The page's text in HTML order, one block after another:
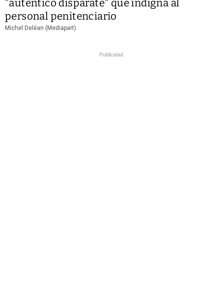
"auténtico disparate" que indigna al
personal penitenciario
Michel Deléan (Mediapart)
Publicidad